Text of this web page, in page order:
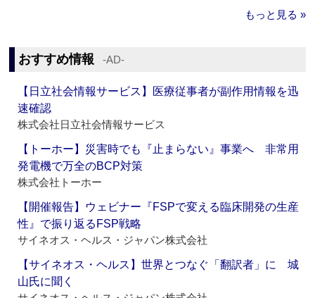
もっと見る »
おすすめ情報 ‐AD‐
【日立社会情報サービス】医療従事者が副作用情報を迅
速確認
株式会社日立社会情報サービス
【トーホー】災害時でも『止まらない』事業へ 非常用
発電機で万全のBCP対策
株式会社トーホー
【開催報告】ウェビナー『FSPで変える臨床開発の生産
性』で振り返るFSP戦略
サイネオス・ヘルス・ジャパン株式会社
【サイネオス・ヘルス】世界とつなぐ「翻訳者」に 城
山氏に聞く